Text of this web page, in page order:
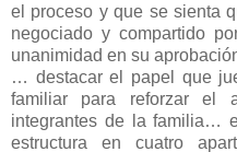
el proceso y que se sienta
negociado y compartido
unanimidad en su
… destacar el papel que
familiar para reforzar el
integrantes de la familia…
estructura en cuatro